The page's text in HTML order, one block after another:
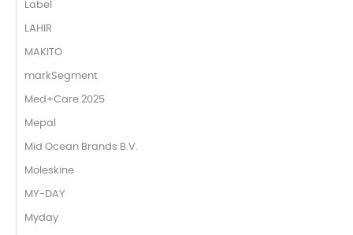
Label
LAHIR
MAKITO
markSegment
Med+Care 2025
Mepal
Mid Ocean Brands B.V.
Moleskine
MY-DAY
Myday